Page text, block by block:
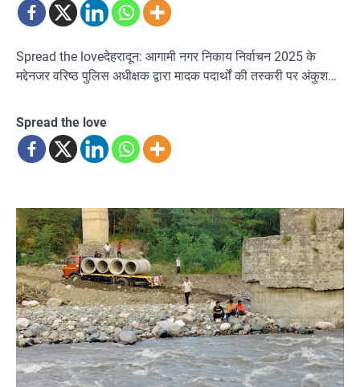
Spread the loveदेहरादून: आगामी नगर निकाय निर्वाचन 2025 के
मद्देनजर वरिष्ठ पुलिस अधीक्षक द्वारा मादक पदार्थों की तस्करी पर अंकुश…
Spread the love